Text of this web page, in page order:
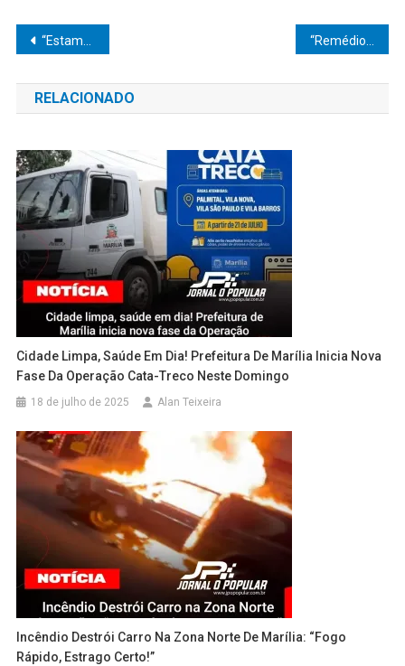
Navegação
de
Post
“Estamos devolvendo dignidade às famílias”, destaca prefeito Vinicius Camarinha após abertura de 336 moradias populares em Marília “Remédio não pode faltar na casa de quem mais precisa”, destaca prefeito Elton em Júlio Mesquita
RELACIONADO
Cidade Limpa, Saúde Em Dia! Prefeitura De Marília Inicia Nova
Fase Da Operação Cata-Treco Neste Domingo
18 de julho de 2025 Alan Teixeira
Incêndio Destrói Carro Na Zona Norte De Marília: “Fogo
Rápido, Estrago Certo!”